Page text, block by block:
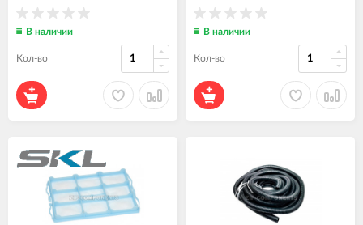
В наличии
Кол-во
В наличии
Кол-во